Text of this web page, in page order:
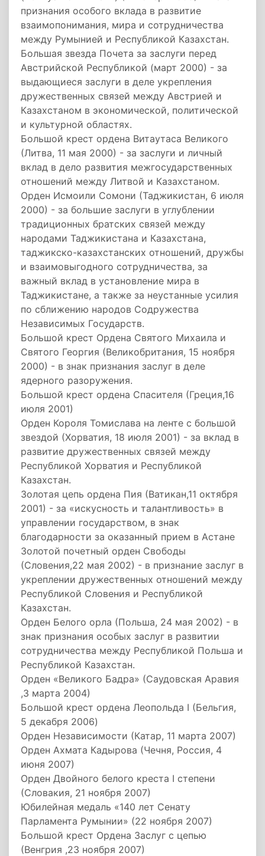
признания особого вклада в развитие
взаимопонимания, мира и сотрудничества
между Румынией и Республикой Казахстан.
Большая звезда Почета за заслуги перед
Австрийской Республикой (март 2000) - за
выдающиеся заслуги в деле укрепления
дружественных связей между Австрией и
Казахстаном в экономической, политической
и культурной областях.
Большой крест ордена Витаутаса Великого
(Литва, 11 мая 2000) - за заслуги и личный
вклад в дело развития межгосударственных
отношений между Литвой и Казахстаном.
Орден Исмоили Сомони (Таджикистан, 6 июля
2000) - за большие заслуги в углублении
традиционных братских связей между
народами Таджикистана и Казахстана,
таджикско-казахстанских отношений, дружбы
и взаимовыгодного сотрудничества, за
важный вклад в установление мира в
Таджикистане, а также за неустанные усилия
по сближению народов Содружества
Независимых Государств.
Большой крест Ордена Святого Михаила и
Святого Георгия (Великобритания, 15 ноября
2000) - в знак признания заслуг в деле
ядерного разоружения.
Большой крест ордена Спасителя (Греция,16
июля 2001)
Орден Короля Томислава на ленте с большой
звездой (Хорватия, 18 июля 2001) - за вклад в
развитие дружественных связей между
Республикой Хорватия и Республикой
Казахстан.
Золотая цепь ордена Пия (Ватикан,11 октября
2001) - за «искусность и талантливость» в
управлении государством, в знак
благодарности за оказанный прием в Астане
Золотой почетный орден Свободы
(Словения,22 мая 2002) - в признание заслуг в
укреплении дружественных отношений между
Республикой Словения и Республикой
Казахстан.
Орден Белого орла (Польша, 24 мая 2002) - в
знак признания особых заслуг в развитии
сотрудничества между Республикой Польша и
Республикой Казахстан.
Орден «Великого Бадра» (Саудовская Аравия
,3 марта 2004)
Большой крест ордена Леопольда I (Бельгия,
5 декабря 2006)
Орден Независимости (Катар, 11 марта 2007)
Орден Ахмата Кадырова (Чечня, Россия, 4
июня 2007)
Орден Двойного белого креста I степени
(Словакия, 21 ноября 2007)
Юбилейная медаль «140 лет Сенату
Парламента Румынии» (22 ноября 2007)
Большой крест Ордена Заслуг с цепью
(Венгрия ,23 ноября 2007)